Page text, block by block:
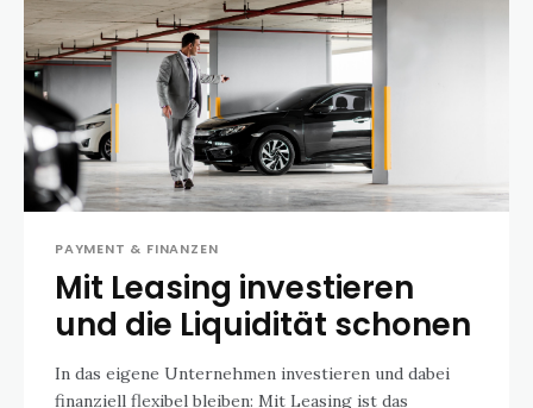
PAYMENT & FINANZEN
Mit Leasing investieren
und die Liquidität schonen
In das eigene Unternehmen investieren und dabei
finanziell flexibel bleiben: Mit Leasing ist das